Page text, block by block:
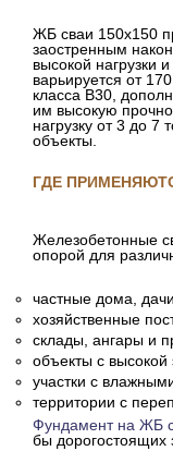
ЖБ сваи 150х150
заостренным
высокой нагрузки
варьируется от
класса В30,
им высокую
нагрузку от 3 до
объекты.
ГДЕ
Железобетонные
опорой для
частные дома,
хозяйственные
склады, ангары и
объекты с высокой
участки с
территории с
Фундамент на ЖБ
бы